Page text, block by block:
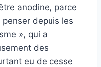
anodine, parce
penser depuis les
», qui a
des
eu de cesse